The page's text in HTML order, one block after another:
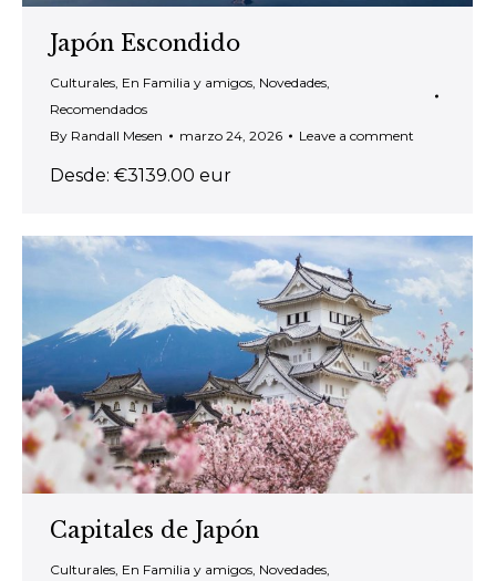
Japón Escondido
Culturales En Familia y amigos Novedades
Recomendados
By Randall Mesen marzo 24, 2026 Leave a comment
Desde: €3139.00 eur
Capitales de Japón
Culturales En Familia y amigos Novedades